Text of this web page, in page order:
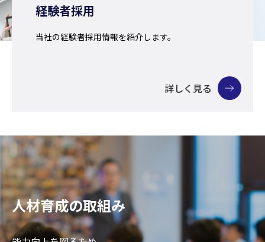
経験者採用
当社の経験者採用情報を紹介します。
詳しく見る
人材育成の取組み